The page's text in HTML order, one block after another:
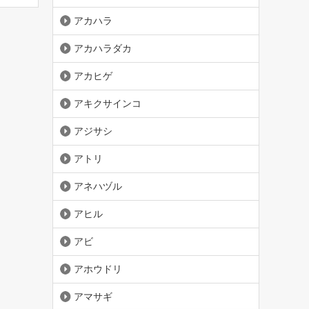
アカハラ
アカハラダカ
アカヒゲ
アキクサインコ
アジサシ
アトリ
アネハヅル
アヒル
アビ
アホウドリ
アマサギ